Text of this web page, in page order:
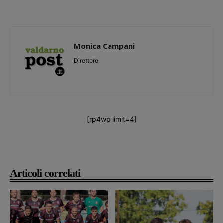
Articoli correlati
Monica Campani
Direttore
[rp4wp limit=4]